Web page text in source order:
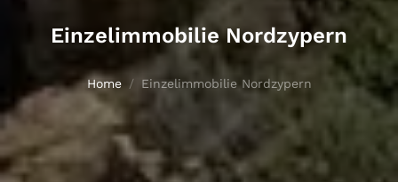
Einzelimmobilie Nordzypern
Home Einzelimmobilie Nordzypern